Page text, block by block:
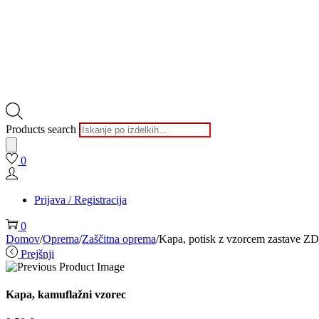
Products search
0
Prijava / Registracija
0
Domov/Oprema/Zaščitna oprema/Kapa, potisk z vzorcem zastave
Prejšnji
Kapa, kamuflažni vzorec